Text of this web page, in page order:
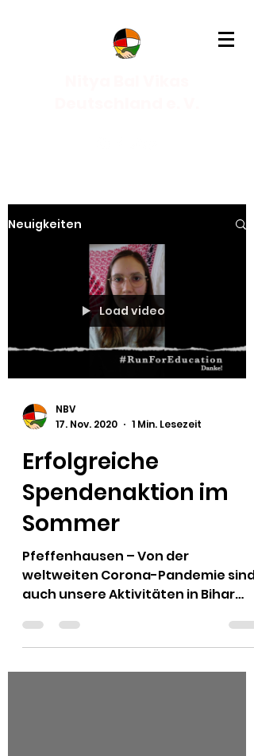
Neuigkeiten
Load video
NBV
17. Nov. 2020
1 Min. Lesezeit
Erfolgreiche
Spendenaktion im
Sommer
Pfeffenhausen – Von der
weltweiten Corona-Pandemie sind
auch unsere Aktivitäten in Bihar
betroffen....